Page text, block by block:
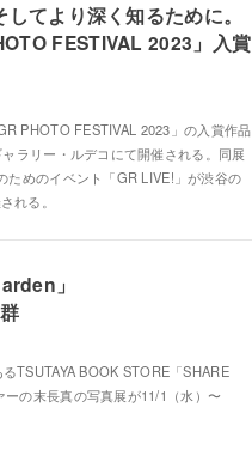
てより深く知るために。
FESTIVAL 2023」入賞
PHOTO FESTIVAL 2023」の入賞作品
ラリー・ルデコにて開催される。同展
ためのイベント「GR LIVE!」が渋谷の
れる。
」
TSUTAYA BOOK STORE「SHARE
の末長真の写真展が11/1（水）〜